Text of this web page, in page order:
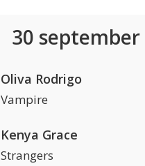
30 september
Oliva Rodrigo
Vampire
Kenya Grace
Strangers